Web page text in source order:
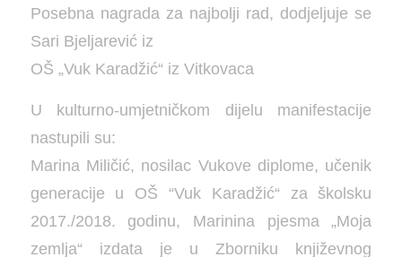
Posebna nagrada za najbolji rad, dodjeljuje se
Sari Bjeljarević iz
OŠ „Vuk Karadžić“ iz Vitkovaca
U kulturno-umjetničkom dijelu manifestacije
nastupili su:
Marina Miličić, nosilac Vukove diplome, učenik
generacije u OŠ “Vuk Karadžić“ za školsku
2017./2018. godinu, Marinina pjesma „Moja
zemlja“ izdata je u Zborniku književnog